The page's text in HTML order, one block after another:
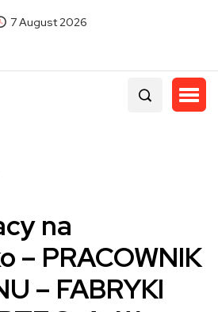
7 August 2026
na
– PRACOWNIK
– FABRYKI